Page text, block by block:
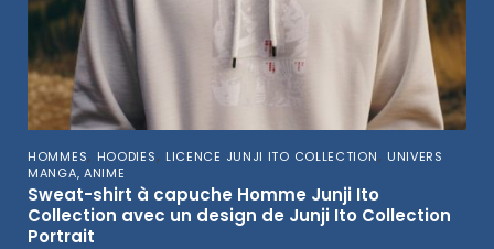
HOMMES, HOODIES, LICENCE JUNJI ITO COLLECTION, UNIVERS
MANGA, ANIME
Sweat-shirt à capuche Homme Junji Ito
Collection avec un design de Junji Ito Collection
Portrait